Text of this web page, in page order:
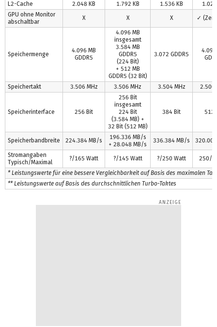
L2-Cache
2.048 KB 1.792 KB 1.536 KB
GPU ohne Monitor
abschaltbar
X X X ✓
Speichermenge
4.096 MB
GDDR5
4.096 MB
insgesamt
3.584 MB
GDDR5
(224 Bit)
+ 512 MB
GDDR5 (32 Bit)
3.072 GDDR5
4.096
Speichertakt 3.506 MHz 3.506 MHz 3.504 MHz 2.500
Speicherinterface 256 Bit
256 Bit
insgesamt
224 Bit
(3.584 MB) +
32 Bit (512 MB)
384 Bit 512
Speicherbandbreite 224.384 MB/s
196.336 MB/s
+ 28.048 MB/s
336.384 MB/s
Stromangaben
Typisch/Maximal
?/165 Watt ?/145 Watt ?/250 Watt 250/?
* Leistungswerte für eine bessere Vergleichbarkeit auf Basis des maximalen
** Leistungswerte auf Basis des durchschnittlichen Turbo-Taktes